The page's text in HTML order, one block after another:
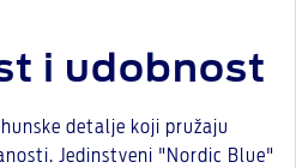
i udobnost
detalje koji pružaju
Jedinstveni "Nordic Blue"